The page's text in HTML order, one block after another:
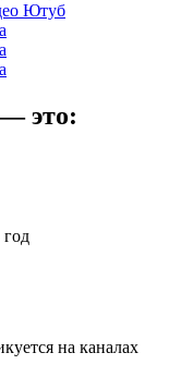
это:
год
на каналах